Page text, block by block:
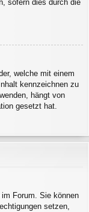
sofern dies durch die
welche mit einem
kennzeichnen zu
hängt von
gesetzt hat.
Forum. Sie können
setzen,